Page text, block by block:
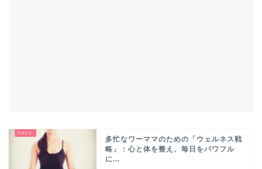
多忙なワーママのための「ウェルネス戦
略」：心と体を整え、毎日をパワフル
に...